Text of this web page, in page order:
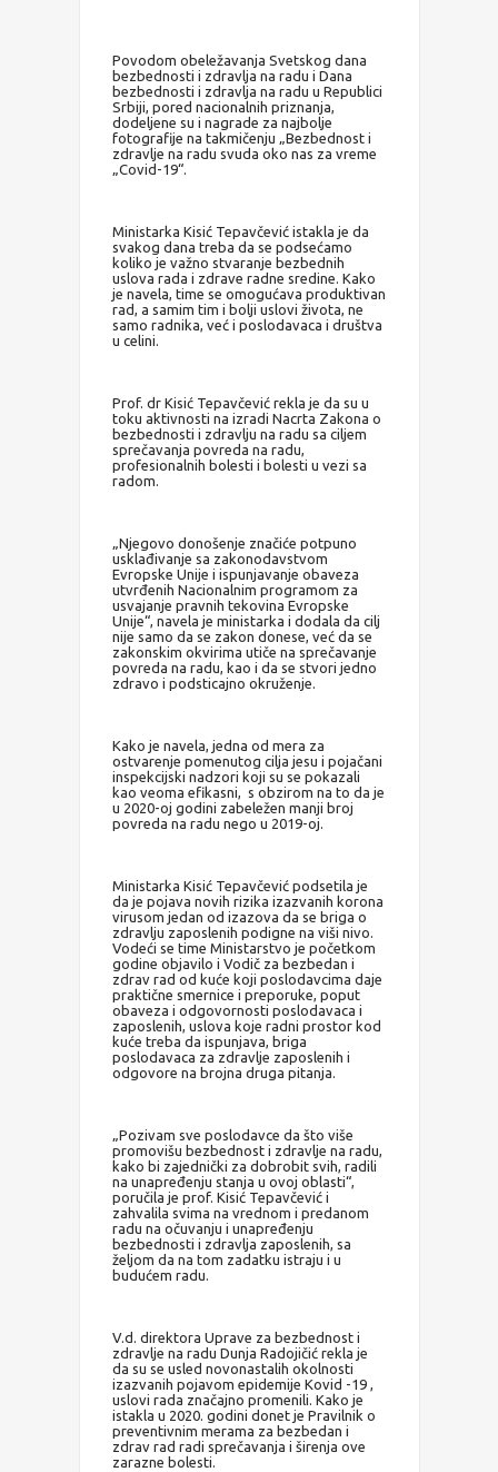
Povodom obeležavanja Svetskog dana
bezbednosti i zdravlja na radu i Dana
bezbednosti i zdravlja na radu u Republici
Srbiji, pored nacionalnih priznanja,
dodeljene su i nagrade za najbolje
fotografije na takmičenju „Bezbednost i
zdravlje na radu svuda oko nas za vreme
„Covid-19“.
Ministarka Kisić Tepavčević istakla je da
svakog dana treba da se podsećamo
koliko je važno stvaranje bezbednih
uslova rada i zdrave radne sredine. Kako
je navela, time se omogućava produktivan
rad, a samim tim i bolji uslovi života, ne
samo radnika, već i poslodavaca i društva
u celini.
Prof. dr Kisić Tepavčević rekla je da su u
toku aktivnosti na izradi Nacrta Zakona o
bezbednosti i zdravlju na radu sa ciljem
sprečavanja povreda na radu,
profesionalnih bolesti i bolesti u vezi sa
radom.
„Njegovo donošenje značiće potpuno
usklađivanje sa zakonodavstvom
Evropske Unije i ispunjavanje obaveza
utvrđenih Nacionalnim programom za
usvajanje pravnih tekovina Evropske
Unije“, navela je ministarka i dodala da cilj
nije samo da se zakon donese, već da se
zakonskim okvirima utiče na sprečavanje
povreda na radu, kao i da se stvori jedno
zdravo i podsticajno okruženje.
Kako je navela, jedna od mera za
ostvarenje pomenutog cilja jesu i pojačani
inspekcijski nadzori koji su se pokazali
kao veoma efikasni, s obzirom na to da je
u 2020-oj godini zabeležen manji broj
povreda na radu nego u 2019-oj.
Ministarka Kisić Tepavčević podsetila je
da je pojava novih rizika izazvanih korona
virusom jedan od izazova da se briga o
zdravlju zaposlenih podigne na viši nivo.
Vodeći se time Ministarstvo je početkom
godine objavilo i Vodič za bezbedan i
zdrav rad od kuće koji poslodavcima daje
praktične smernice i preporuke, poput
obaveza i odgovornosti poslodavaca i
zaposlenih, uslova koje radni prostor kod
kuće treba da ispunjava, briga
poslodavaca za zdravlje zaposlenih i
odgovore na brojna druga pitanja.
„Pozivam sve poslodavce da što više
promovišu bezbednost i zdravlje na radu,
kako bi zajednički za dobrobit svih, radili
na unapređenju stanja u ovoj oblasti“,
poručila je prof. Kisić Tepavčević i
zahvalila svima na vrednom i predanom
radu na očuvanju i unapređenju
bezbednosti i zdravlja zaposlenih, sa
željom da na tom zadatku istraju i u
budućem radu.
V.d. direktora Uprave za bezbednost i
zdravlje na radu Dunja Radojičić rekla je
da su se usled novonastalih okolnosti
izazvanih pojavom epidemije Kovid -19 ,
uslovi rada značajno promenili. Kako je
istakla u 2020. godini donet je Pravilnik o
preventivnim merama za bezbedan i
zdrav rad radi sprečavanja i širenja ove
zarazne bolesti.